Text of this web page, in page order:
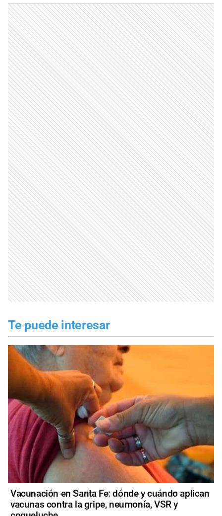
Te puede interesar
Vacunación en Santa Fe: dónde y cuándo aplican
vacunas contra la gripe, neumonía, VSR y